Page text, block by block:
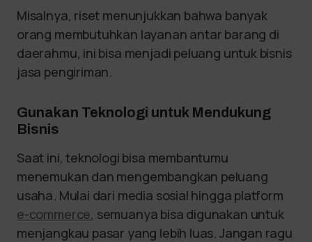
Misalnya, riset menunjukkan bahwa banyak
orang membutuhkan layanan antar barang di
daerahmu, ini bisa menjadi peluang untuk bisnis
jasa pengiriman.
Gunakan Teknologi untuk Mendukung
Bisnis
Saat ini, teknologi bisa membantumu
menemukan dan mengembangkan peluang
usaha. Mulai dari media sosial hingga platform
e-commerce, semuanya bisa digunakan untuk
menjangkau pasar yang lebih luas. Jangan ragu